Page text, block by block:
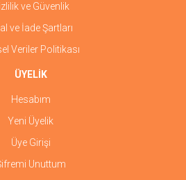
ve Güvenlik
ve İade Şartları
Veriler Politikası
ÜYELİK
Hesabım
Yeni Üyelik
Üye Girişi
Unuttum